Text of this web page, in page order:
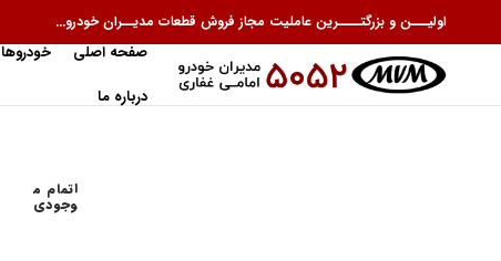
اولیـــن و بزرگتــــرین عاملیت مجاز فروش قطعات مدیــران خودرو...
صفحه اصلی
خودروها
درباره ما
اتمام م
وجودی